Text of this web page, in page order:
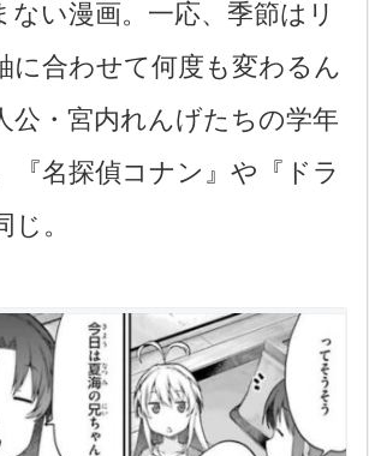
ない漫画。一応、季節はリ
に合わせて何度も変わるん
公・宮内れんげたちの学年
『名探偵コナン』や『ドラ
。